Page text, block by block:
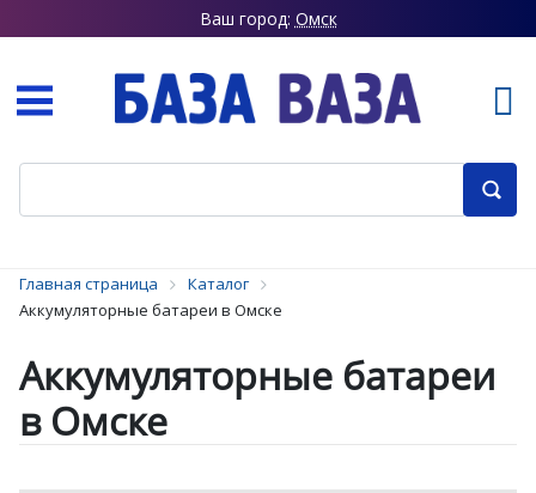
Ваш город: Омск
Главная страница
Каталог
Аккумуляторные батареи в Омске
Аккумуляторные батареи
в Омске